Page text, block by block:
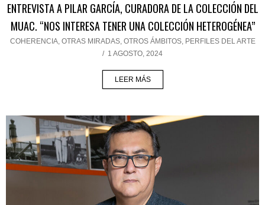
ENTREVISTA A PILAR GARCÍA, CURADORA DE LA COLECCIÓN DEL
MUAC. “NOS INTERESA TENER UNA COLECCIÓN HETEROGÉNEA”
COHERENCIA, OTRAS MIRADAS, OTROS ÁMBITOS, PERFILES DEL ARTE
/ 1 AGOSTO, 2024
LEER MÁS